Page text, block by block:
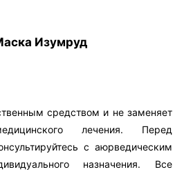
Изумруд
средством и не заменяет
лечения. Перед
с аюрведическим
назначения. Все